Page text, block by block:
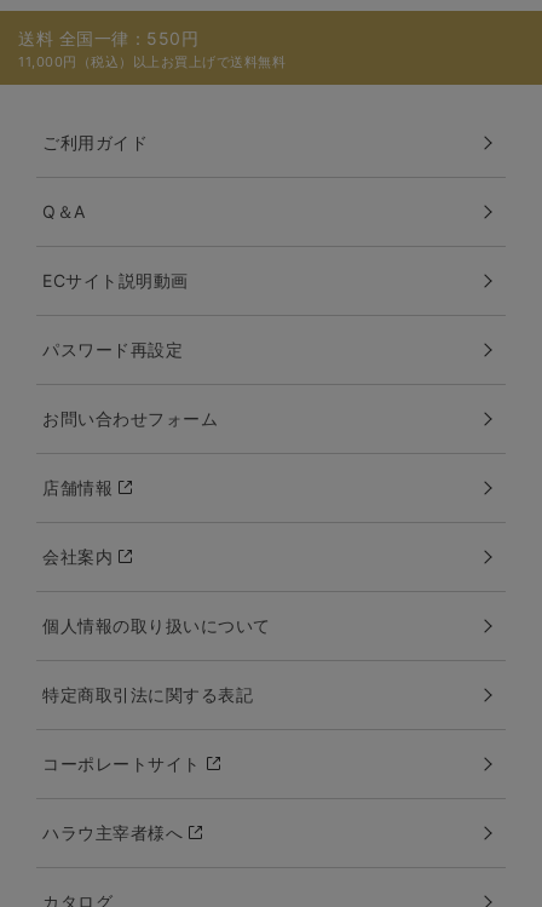
送料 全国一律：550円
11,000円（税込）以上お買上げで送料無料
ご利用ガイド
Q＆A
ECサイト説明動画
パスワード再設定
お問い合わせフォーム
店舗情報
会社案内
個人情報の取り扱いについて
特定商取引法に関する表記
コーポレートサイト
ハラウ主宰者様へ
カタログ